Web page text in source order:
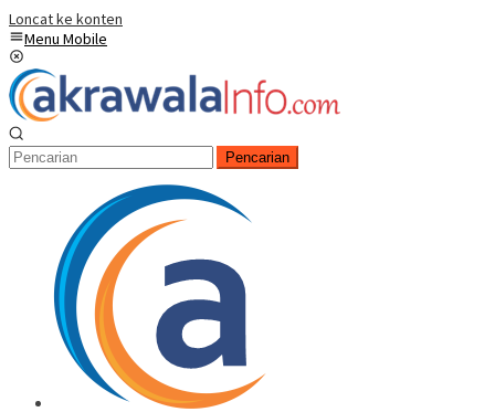
Loncat ke konten
Menu Mobile
Pencarian